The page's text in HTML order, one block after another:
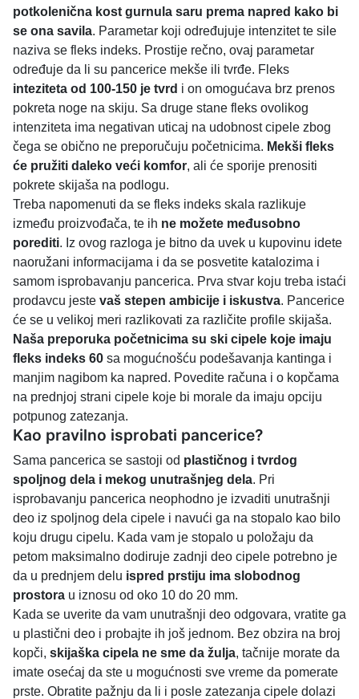
potkolenična kost gurnula saru prema napred kako bi
se ona savila. Parametar koji određujuje intenzitet te sile
naziva se fleks indeks. Prostije rečno, ovaj parametar
određuje da li su pancerice mekše ili tvrđe. Fleks
inteziteta od 100-150 je tvrd i on omogućava brz prenos
pokreta noge na skiju. Sa druge stane fleks ovolikog
intenziteta ima negativan uticaj na udobnost cipele zbog
čega se obično ne preporučuju početnicima. Mekši fleks
će pružiti daleko veći komfor, ali će sporije prenositi
pokrete skijaša na podlogu.
Treba napomenuti da se fleks indeks skala razlikuje
između proizvođača, te ih ne možete međusobno
porediti. Iz ovog razloga je bitno da uvek u kupovinu idete
naoružani informacijama i da se posvetite katalozima i
samom isprobavanju pancerica. Prva stvar koju treba istaći
prodavcu jeste vaš stepen ambicije i iskustva. Pancerice
će se u velikoj meri razlikovati za različite profile skijaša.
Naša preporuka početnicima su ski cipele koje imaju
fleks indeks 60 sa mogućnošću podešavanja kantinga i
manjim nagibom ka napred. Povedite računa i o kopčama
na prednjoj strani cipele koje bi morale da imaju opciju
potpunog zatezanja.
Kao pravilno isprobati pancerice?
Sama pancerica se sastoji od plastičnog i tvrdog
spoljnog dela i mekog unutrašnjeg dela. Pri
isprobavanju pancerica neophodno je izvaditi unutrašnji
deo iz spoljnog dela cipele i navući ga na stopalo kao bilo
koju drugu cipelu. Kada vam je stopalo u položaju da
petom maksimalno dodiruje zadnji deo cipele potrebno je
da u prednjem delu ispred prstiju ima slobodnog
prostora u iznosu od oko 10 do 20 mm.
Kada se uverite da vam unutrašnji deo odgovara, vratite ga
u plastični deo i probajte ih još jednom. Bez obzira na broj
kopči, skijaška cipela ne sme da žulja, tačnije morate da
imate osećaj da ste u mogućnosti sve vreme da pomerate
prste. Obratite pažnju da li i posle zatezanja cipele dolazi